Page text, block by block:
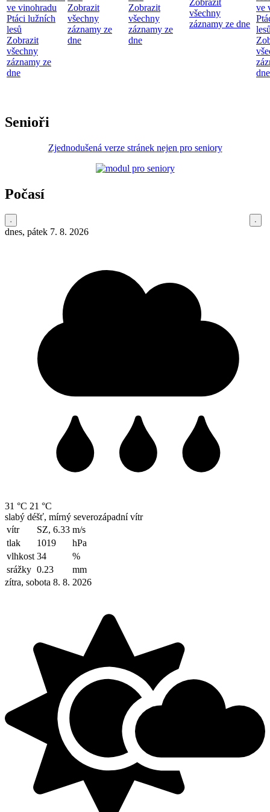
ve vinohradu
Ptáci lužních
lesů
Zobrazit
všechny
záznamy ze
dne
Zobrazit
všechny
záznamy ze
dne
Zobrazit
všechny
záznamy ze
dne
všechny
záznamy ze dne
ve
dne
Senioři
Zjednodušená verze stránek nejen pro seniory
Počasí
dnes, pátek 7. 8. 2026
31 °C 21 °C
slabý déšť, mírný severozápadní vítr
vítr
SZ, 6.33 m/s
tlak
1019
hPa
vlhkost 34
%
srážky 0.23
mm
zítra, sobota 8. 8. 2026